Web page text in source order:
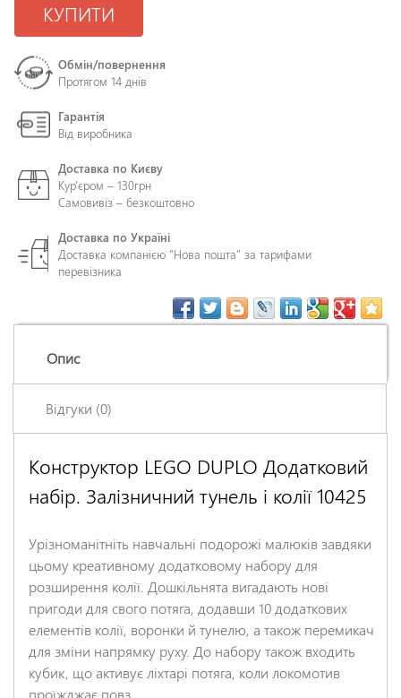
КУПИТИ
Обмін/повернення
Протягом 14 днів
Гарантія
Від виробника
Доставка по Києву
Кур'єром – 130грн
Самовивіз – безкоштовно
Доставка по Україні
Доставка компанією "Нова пошта" за тарифами
перевізника
Опис
Відгуки (0)
Конструктор LEGO DUPLO Додатковий
набір. Залізничний тунель і колії 10425
Урізноманітніть навчальні подорожі малюків завдяки
цьому креативному додатковому набору для
розширення колії. Дошкільнята вигадають нові
пригоди для свого потяга, додавши 10 додаткових
елементів колії, воронки й тунелю, а також перемикач
для зміни напрямку руху. До набору також входить
кубик, що активує ліхтарі потяга, коли локомотив
проїжджає повз.
Залишіть відгук про цей товар першими
*
Ім'я
*
Заголовок відгуку
*
Відгук